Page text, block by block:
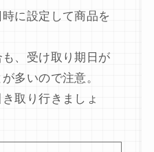
に設定して商品を
、受け取り期日が
多いので注意。
取り行きましょ